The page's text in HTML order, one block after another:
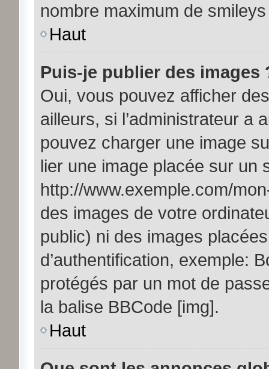
nombre maximum de
Haut
Puis-je publier des images
Oui, vous pouvez afficher
ailleurs, si l’administrateur a
pouvez charger une image
lier une image placée sur un
http://www.exemple.com/
des images de votre
public) ni des images
d’authentification, exemple:
protégés par un mot de
la balise BBCode [img].
Haut